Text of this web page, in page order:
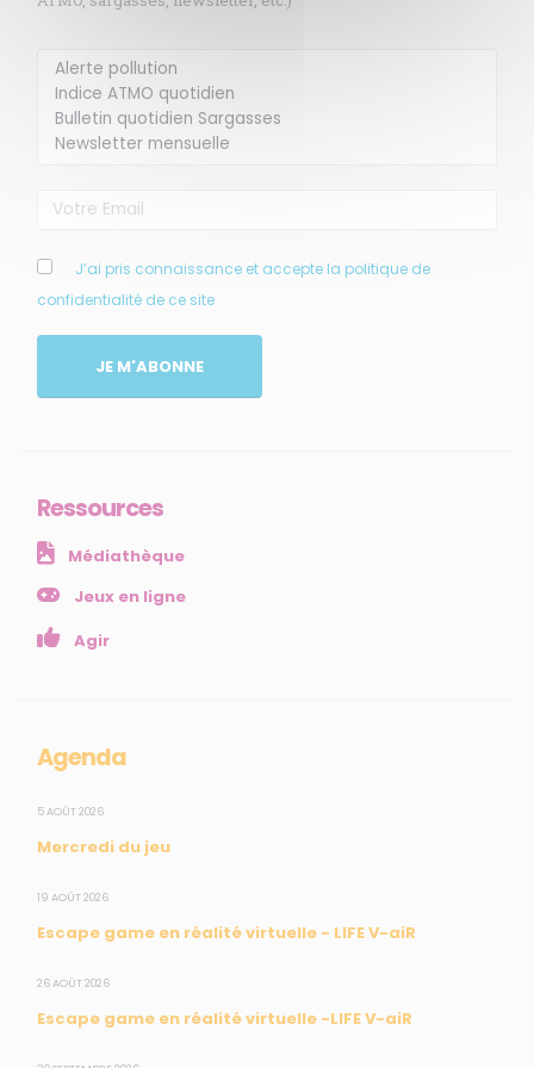
J’ai pris connaissance et accepte la politique de
confidentialité de ce site
JE M'ABONNE
Ressources
Médiathèque
Jeux en ligne
Agir
Agenda
5 AOÛT 2026
Mercredi du jeu
19 AOÛT 2026
Escape game en réalité virtuelle - LIFE V-aiR
26 AOÛT 2026
Escape game en réalité virtuelle -LIFE V-aiR
Qui sommes-nous ?
Comprendre
Ressources et publications
Collectivités
Mesures réglementaires
Mesures du réseau Sargasses
SUIVEZ-NOUS